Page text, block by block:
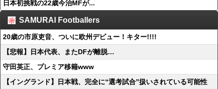
日本初挑戦の22歳今治MFが...
SAMURAI Footballers
20歳の市原吏音、ついに欧州デビュー！キター!!!!
【悲報】日本代表、またDFが離脱…
守田英正、プレミア移籍www
【イングランド】日本戦、完全に“選考試合”扱いされている可能性